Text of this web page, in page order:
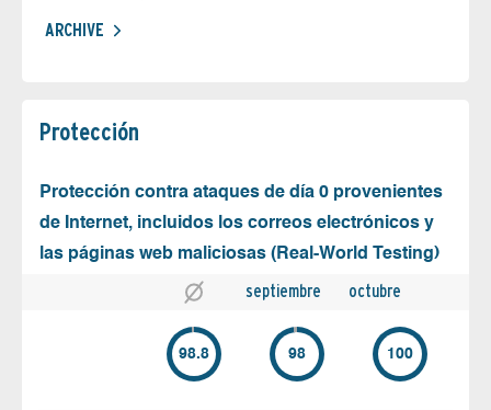
ARCHIVE
Protección
Protección contra ataques de día 0 provenientes
de Internet, incluidos los correos electrónicos y
las páginas web maliciosas (Real-World Testing)
septiembre octubre
98.8 98 100